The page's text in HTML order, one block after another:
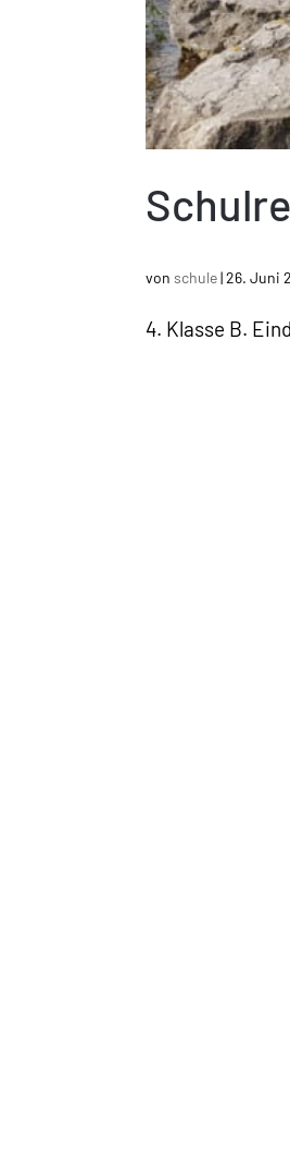
von schule|26. Juni
4. Klasse B.